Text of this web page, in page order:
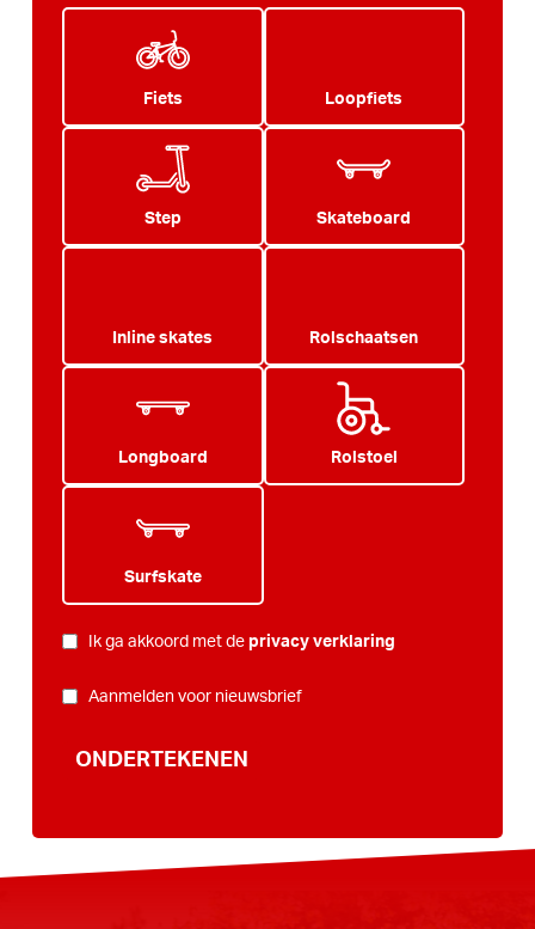
Fiets Loopfiets
Step Skateboard
Inline skates Rolschaatsen
Longboard Rolstoel
Surfskate
PRIVACY*
Ik ga akkoord met de privacy verklaring
NIEUWSBRIEF
Aanmelden voor nieuwsbrief
ONDERTEKENEN